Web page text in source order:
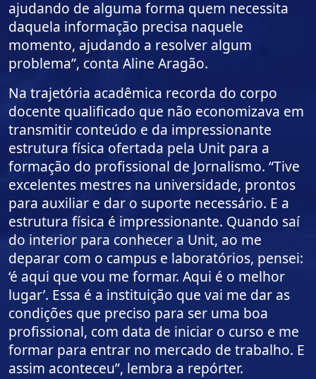
ajudando de alguma forma quem necessita
daquela informação precisa naquele
momento, ajudando a resolver algum
problema”, conta Aline Aragão.
Na trajetória acadêmica recorda do corpo
docente qualificado que não economizava em
transmitir conteúdo e da impressionante
estrutura física ofertada pela Unit para a
formação do profissional de Jornalismo. “Tive
excelentes mestres na universidade, prontos
para auxiliar e dar o suporte necessário. E a
estrutura física é impressionante. Quando saí
do interior para conhecer a Unit, ao me
deparar com o campus e laboratórios, pensei:
‘é aqui que vou me formar. Aqui é o melhor
lugar’. Essa é a instituição que vai me dar as
condições que preciso para ser uma boa
profissional, com data de iniciar o curso e me
formar para entrar no mercado de trabalho. E
assim aconteceu”, lembra a repórter.